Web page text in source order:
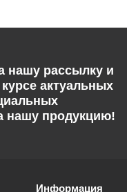
нашу рассылку и
актуальных
нашу продукцию!
Информация